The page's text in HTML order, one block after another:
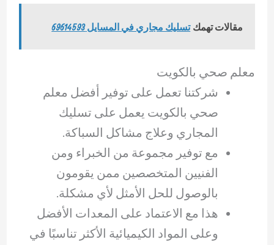
مقالات تهمك تسليك مجاري في المسايل 69614593
معلم صحي بالكويت
شركتنا تعمل على توفير أفضل معلم
صحي بالكويت يعمل على تسليك
المجاري وعلاج مشاكل السباكة.
مع توفير مجموعة من الخبراء ومن
الفنيين المتخصصين ممن يقومون
بالوصول للحل الأمثل لأي مشكلة.
هذا مع الاعتماد على المعدات الأفضل
وعلى المواد الكيميائية الأكثر تناسبًا في